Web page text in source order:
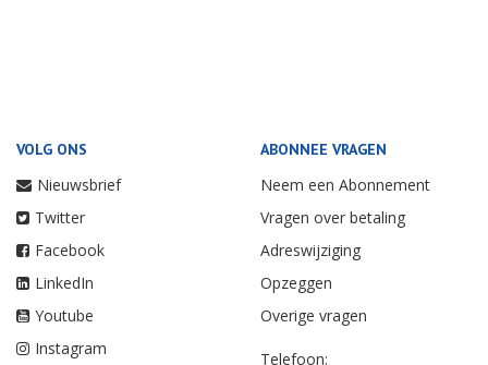
VOLG ONS
Nieuwsbrief
Twitter
Facebook
LinkedIn
Youtube
Instagram
ABONNEE VRAGEN
Neem een Abonnement
Vragen over betaling
Adreswijziging
Opzeggen
Overige vragen
Telefoon: